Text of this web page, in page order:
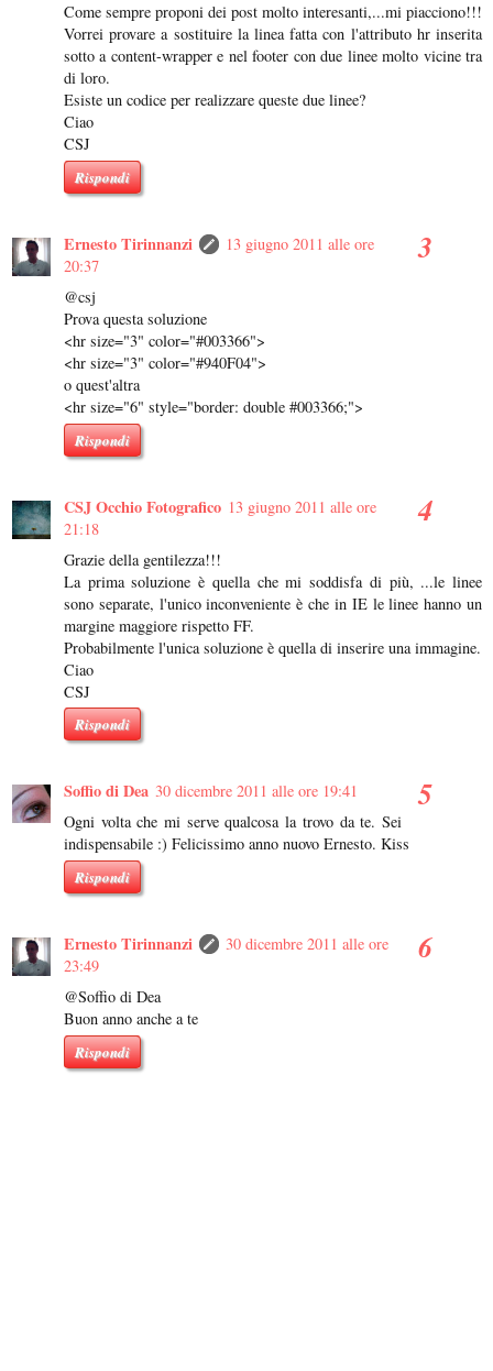
Come sempre proponi dei post molto interesanti,...mi piacciono!!!
Vorrei provare a sostituire la linea fatta con l'attributo hr inserita
sotto a content-wrapper e nel footer con due linee molto vicine tra
di loro.
Esiste un codice per realizzare queste due linee?
Ciao
CSJ
Rispondi
Ernesto Tirinnanzi
13 giugno 2011 alle ore
20:37
@csj
Prova questa soluzione
<hr size="3" color="#003366">
<hr size="3" color="#940F04">
o quest'altra
<hr size="6" style="border: double #003366;">
Rispondi
CSJ Occhio Fotografico 13 giugno 2011 alle ore
21:18
Grazie della gentilezza!!!
La prima soluzione è quella che mi soddisfa di più, ...le linee
sono separate, l'unico inconveniente è che in IE le linee hanno un
margine maggiore rispetto FF.
Probabilmente l'unica soluzione è quella di inserire una immagine.
Ciao
CSJ
Rispondi
Soffio di Dea 30 dicembre 2011 alle ore 19:41
Ogni volta che mi serve qualcosa la trovo da te. Sei
indispensabile :) Felicissimo anno nuovo Ernesto. Kiss
Rispondi
Ernesto Tirinnanzi
30 dicembre 2011 alle ore
23:49
@Soffio di Dea
Buon anno anche a te
Rispondi